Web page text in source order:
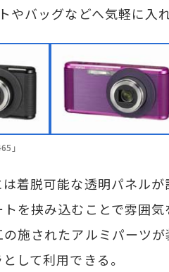
やバッグなどへ気軽に入
」
着脱可能な透明パネルが
を挟み込むことで雰囲
施されたアルミパーツ
して利用できる。